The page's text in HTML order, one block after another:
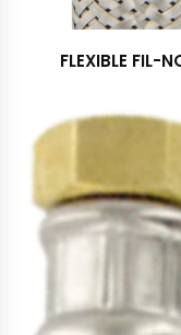
FLEXIBLE FIL-